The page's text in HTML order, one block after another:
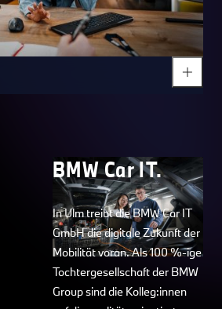
BMW Car IT.
In Ulm treibt die BMW Car IT
GmbH die digitale Zukunft der
Mobilität voran. Als 100 %-ige
Tochtergesellschaft der BMW
Group sind die Kolleg:innen